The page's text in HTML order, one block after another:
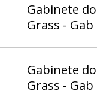
Gabinete
Grass - Gab
Gabinete
Grass - Gab